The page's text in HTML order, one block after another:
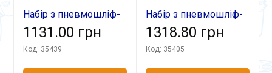
Набір з пневмошліф-
грав машиною НГ-907
1131.00 грн
Код: 35439
Набір з пневмошліф-
грав машиною
НГ-010К (з гнучк
1318.80 грн
Код: 35405